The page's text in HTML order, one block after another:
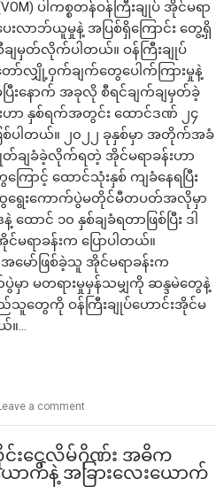
ပါကစ္စတန်ဝန်ကြီးချုပ် အိုင်မရာ
းလာဘ်ယူမှုနဲ့ အပြစ်ရှိကြောင်း တွေ့ရှိ
ချမှတ်လိုက်ပါတယ်။ ဝန်ကြီးချုပ်
ော်လျှို့ဝှက်ချက်တွေပေါက်ကြားမှုနဲ့
ြီးနောက် အခုလို စီရင်ချက်ချမှတ်ခဲ့
င်းဟာ နှစ်ရက်အတွင်း ထောင်ဒဏ် ၂၄
စ်ပါတယ်။ ၂၀၂၂ ခုနှစ်မှာ အတိုက်အခံ
တ်ချခံခဲ့လိုက်ရတဲ့ အိုင်မရာခန်းဟာ
ြောင့် ထောင်သုံးနှစ် ကျခံနေရပြီး
ရွေးကောက်ပွဲမတိုင်မီတပတ်အလိုမှာ
ာင် ၁၀ နှစ်ချခံရတာဖြစ်ပြီး ဒါ
မရာခန်းက ပြောပါတယ်။
ော်ဖြစ်ခဲ့သူ အိုင်မရာခန်းက
ပွဲမှာ မတရားမှုမှန်သမျှကို ဆန္ဒမဲတွေနဲ့
ည်သူတွေကို ဝန်ကြီးချုပ်ဟောင်းအိုင်မ
။…
a comment
းငွေလိမ်ဂိုဏ်း အဓိက
ောက်နဲ့ အခြားလေးယောက်